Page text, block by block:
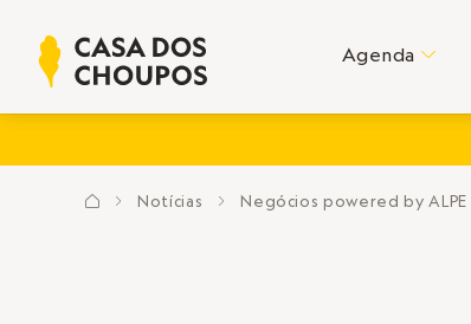
Agenda C
? E Notícias E Negócios powered by ALPE